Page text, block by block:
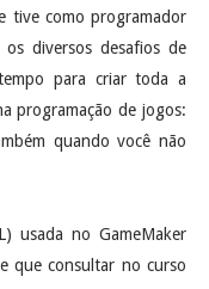
tive como programador
diversos desafios de
para criar toda a
programação de jogos:
quando você não
usada no GameMaker
que consultar no curso